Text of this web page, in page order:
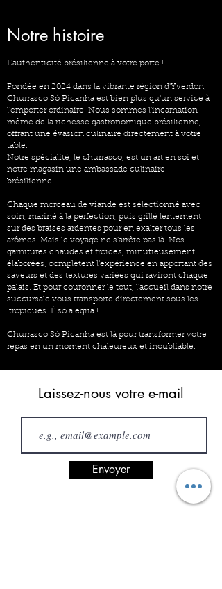
Notre histoire
L'authenticité brésilienne à votre porte !
Fondée en 2024 dans la vibrante région d'Yverdon,
Churrasco Só Picanha est bien plus qu'un service à
l'emporter ordinaire. Nous sommes l'incarnation
même de la richesse gastronomique brésilienne,
offrant une évasion culinaire directement à votre
table.
Notre spécialité, le churrasco, est un art en soi et
notre magasin une ambassade culinaire
brésilienne.
Chaque morceau de viande est sélectionné avec
soin, mariné à la perfection, puis grillé lentement
sur des braises ardentes pour en exalter tous les
arômes. Mais le voyage ne s'arrête pas là. Nos
garnitures chaudes et froides, minutieusement
élaborées, complètent l'expérience en apportant des
saveurs et des textures variées qui raviront chaque
palais. Et pour couronner le tout, l'accueil dans notre
succursale vous transporte directement sous les
tropiques. É só alegria !
Churrasco Só Picanha est là pour transformer votre
repas en un moment chaleureux et inoubliable.
Laissez-nous votre e-mail
Envoyer